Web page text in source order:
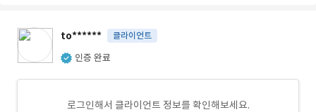
to****** 클라이언트
인증 완료
로그인해서 클라이언트 정보를 확인해보세요.